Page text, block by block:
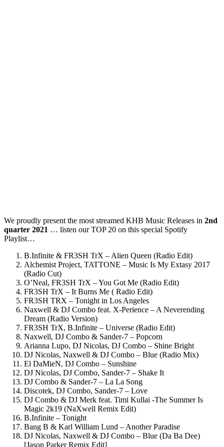
We proudly present the most streamed KHB Music Releases in 2nd
quarter 2021 … listen our TOP 20 on this special Spotify
Playlist…
B.Infinite & FR3SH TrX – Alien Queen (Radio Edit)
Alchemist Project, TATTONE – Music Is My Extasy 2017
(Radio Cut)
O’Neal, FR3SH TrX – You Got Me (Radio Edit)
FR3SH TrX – It Burns Me ( Radio Edit)
FR3SH TRX – Tonight in Los Angeles
Naxwell & DJ Combo feat. X-Perience – A Neverending
Dream (Radio Version)
FR3SH TrX, B.Infinite – Universe (Radio Edit)
Naxwell, DJ Combo & Sander-7 – Popcorn
Arianna Lupo, DJ Nicolas, DJ Combo – Shine Bright
DJ Nicolas, Naxwell & DJ Combo – Blue (Radio Mix)
El DaMieN, DJ Combo – Sunshine
DJ Nicolas, DJ Combo, Sander-7 – Shake It
DJ Combo & Sander-7 – La La Song
Discotek, DJ Combo, Sander-7 – Love
DJ Combo & DJ Merk feat. Timi Kullai -The Summer Is
Magic 2k19 (NaXwell Remix Edit)
B.Infinite – Tonight
Bang B & Karl William Lund – Another Paradise
DJ Nicolas, Naxwell & DJ Combo – Blue (Da Ba Dee)
[Jason Parker Remix Edit]